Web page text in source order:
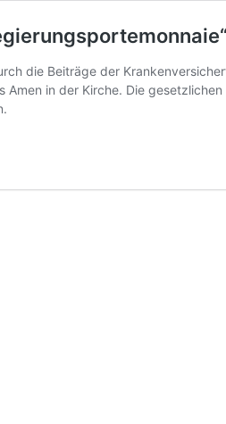
die Beiträge der
in der Kirche. Die